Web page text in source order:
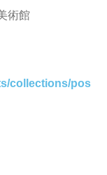
術館
collections/pos